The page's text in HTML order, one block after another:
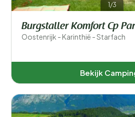
1/3
Burgstaller Komfort Cp
Oostenrijk - Karinthië - Starfach
Bekijk